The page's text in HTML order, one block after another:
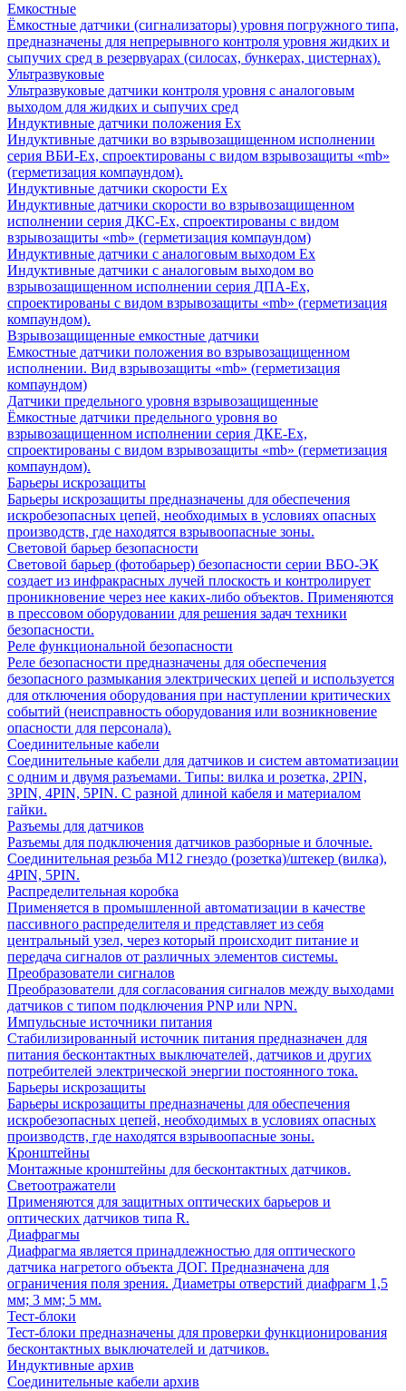
Емкостные
Ёмкостные датчики (сигнализаторы) уровня погружного типа,
предназначены для непрерывного контроля уровня жидких и
сыпучих сред в резервуарах (силосах, бункерах, цистернах).
Ультразвуковые
Ультразвуковые датчики контроля уровня с аналоговым
выходом для жидких и сыпучих сред
Индуктивные датчики положения Ех
Индуктивные датчики во взрывозащищенном исполнении
серия ВБИ-Ех, спроектированы с видом взрывозащиты «mb»
(герметизация компаундом).
Индуктивные датчики скорости Ех
Индуктивные датчики скорости во взрывозащищенном
исполнении серия ДКС-Ех, спроектированы с видом
взрывозащиты «mb» (герметизация компаундом)
Индуктивные датчики с аналоговым выходом Ех
Индуктивные датчики с аналоговым выходом во
взрывозащищенном исполнении серия ДПА-Ех,
спроектированы с видом взрывозащиты «mb» (герметизация
компаундом).
Взрывозащищенные емкостные датчики
Емкостные датчики положения во взрывозащищенном
исполнении. Вид взрывозащиты «mb» (герметизация
компаундом)
Датчики предельного уровня взрывозащищенные
Ёмкостные датчики предельного уровня во
взрывозащищенном исполнении серия ДКЕ-Ех,
спроектированы с видом взрывозащиты «mb» (герметизация
компаундом).
Барьеры искрозащиты
Барьеры искрозащиты предназначены для обеспечения
искробезопасных цепей, необходимых в условиях опасных
производств, где находятся взрывоопасные зоны.
Световой барьер безопасности
Световой барьер (фотобарьер) безопасности серии ВБО-ЭК
создает из инфракрасных лучей плоскость и контролирует
проникновение через нее каких-либо объектов. Применяются
в прессовом оборудовании для решения задач техники
безопасности.
Реле функциональной безопасности
Реле безопасности предназначены для обеспечения
безопасного размыкания электрических цепей и используется
для отключения оборудования при наступлении критических
событий (неисправность оборудования или возникновение
опасности для персонала).
Соединительные кабели
Соединительные кабели для датчиков и систем автоматизации
с одним и двумя разъемами. Типы: вилка и розетка, 2PIN,
3PIN, 4PIN, 5PIN. С разной длиной кабеля и материалом
гайки.
Разъемы для датчиков
Разъемы для подключения датчиков разборные и блочные.
Соединительная резьба М12 гнездо (розетка)/штекер (вилка),
4PIN, 5PIN.
Распределительная коробка
Применяется в промышленной автоматизации в качестве
пассивного распределителя и представляет из себя
центральный узел, через который происходит питание и
передача сигналов от различных элементов системы.
Преобразователи сигналов
Преобразователи для согласования сигналов между выходами
датчиков с типом подключения PNP или NPN.
Импульсные источники питания
Стабилизированный источник питания предназначен для
питания бесконтактных выключателей, датчиков и других
потребителей электрической энергии постоянного тока.
Барьеры искрозащиты
Барьеры искрозащиты предназначены для обеспечения
искробезопасных цепей, необходимых в условиях опасных
производств, где находятся взрывоопасные зоны.
Кронштейны
Монтажные кронштейны для бесконтактных датчиков.
Светоотражатели
Применяются для защитных оптических барьеров и
оптических датчиков типа R.
Диафрагмы
Диафрагма является принадлежностью для оптического
датчика нагретого объекта ДОГ. Предназначена для
ограничения поля зрения. Диаметры отверстий диафрагм 1,5
мм; 3 мм; 5 мм.
Тест-блоки
Тест-блоки предназначены для проверки функционирования
бесконтактных выключателей и датчиков.
Индуктивные архив
Соединительные кабели архив